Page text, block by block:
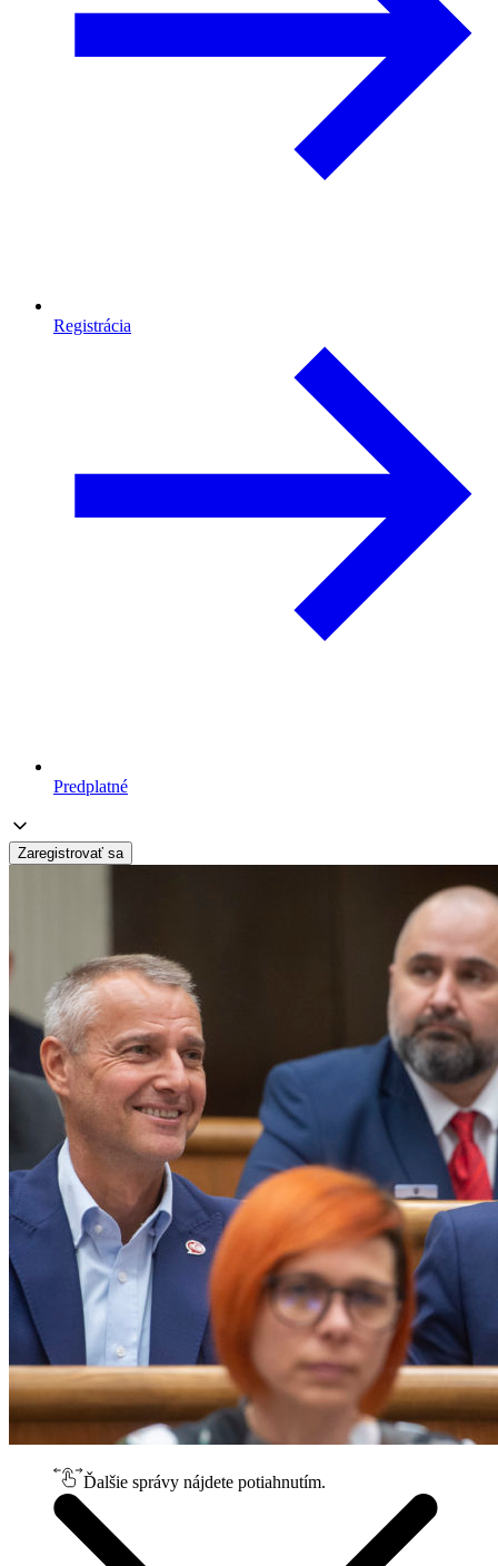
Registrácia
Predplatné
Zaregistrovať sa
Ďalšie správy nájdete potiahnutím.